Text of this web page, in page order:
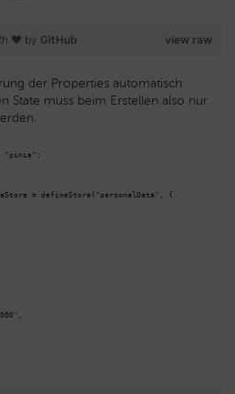
view raw
❤ by GitHub
der Properties automatisch
State muss beim Erstellen also nur
"pinia";
= defineStore("personalData", {